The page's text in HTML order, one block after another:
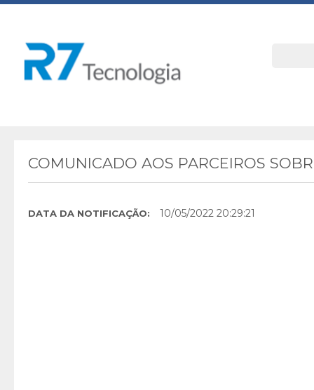
COMUNICADO AOS PARCEIROS
DATA DA NOTIFICAÇÃO: 10/05/2022 20:29:21